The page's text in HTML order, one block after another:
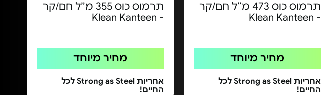
תרמוס כוס 473 מ״ל חם/קר
- Klean Kanteen
מחיר מיוחד
אחריות Strong as Steel לכל
החיים!
תרמוס כוס 355 מ״ל חם/קר
- Klean Kanteen
מחיר מיוחד
אחריות Strong as Steel לכל
החיים!